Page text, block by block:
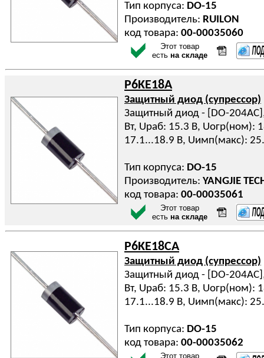
Тип корпуса: DO-15
Производитель: RUILON
код товара: 00-00035060
Этот товар
есть на складе
P6KE18A
Защитный диод (супрессор)
Защитный диод - [DO-
Вт, Uраб: 15.3 В, Uогр(ном):
17.1...18.9 В, Uимп(макс):
Тип корпуса: DO-15
Производитель: YANGJIE
код товара: 00-00035061
Этот товар
есть на складе
P6KE18CA
Защитный диод (супрессор)
Защитный диод - [DO-
Вт, Uраб: 15.3 В, Uогр(ном):
17.1...18.9 В, Uимп(макс):
Тип корпуса: DO-15
код товара: 00-00035062
Этот товар